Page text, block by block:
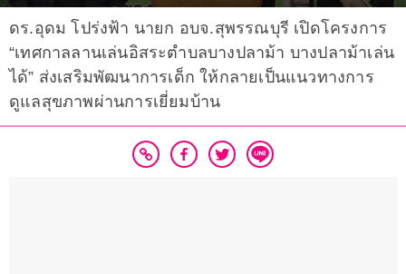
ดร.อุดม โปร่งฟ้า นายก อบจ.สุพรรณบุรี เปิดโครงการ
“เทศกาลลานเล่นอิสระตำบลบางปลาม้า บางปลาม้าเล่น
ได้” ส่งเสริมพัฒนาการเด็ก ให้กลายเป็นแนวทางการ
ดูแลสุขภาพผ่านการเยี่ยมบ้าน